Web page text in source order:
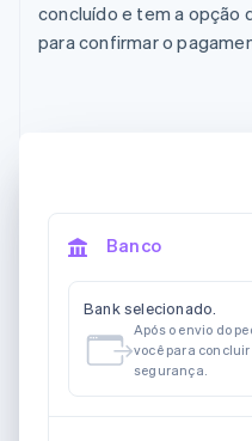
concluído e tem a opção
para confirmar o
Banco
Bank selecionado.
Após o envio do
você para
segurança.